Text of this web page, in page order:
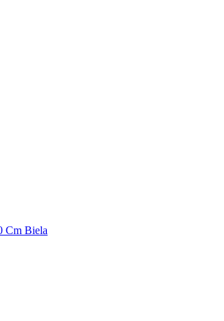
Cm Biela